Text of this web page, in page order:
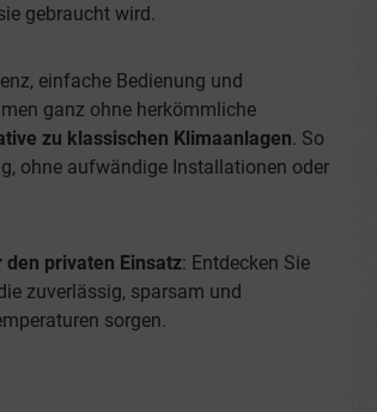
gebraucht wird.
einfache Bedienung und
ganz ohne herkömmliche
zu klassischen Klimaanlagen. So
ohne aufwändige Installationen oder
privaten Einsatz: Entdecken Sie
zuverlässig, sparsam und
sorgen.